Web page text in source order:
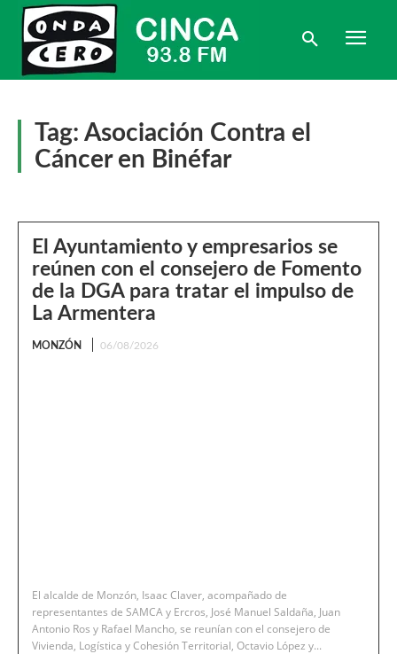
Tag: Asociación Contra el
Cáncer en Binéfar
El Ayuntamiento y empresarios se
reúnen con el consejero de Fomento
de la DGA para tratar el impulso de
La Armentera
MONZÓN 06/08/2026
El alcalde de Monzón, Isaac Claver, acompañado de
representantes de SAMCA y Ercros, José Manuel Saldaña, Juan
Antonio Ros y Rafael Mancho, se reunían con el consejero de
Vivienda, Logística y Cohesión Territorial, Octavio López y...